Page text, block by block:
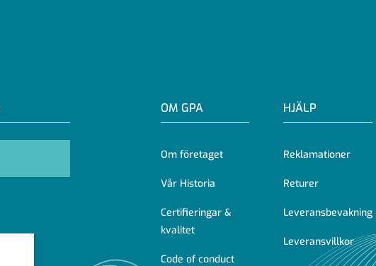
OM GPA
Om företaget
Vår Historia
Certifieringar &
kvalitet
Code of conduct
HJÄLP
Reklamationer
Returer
Leveransbevakning
Leveransvillkor